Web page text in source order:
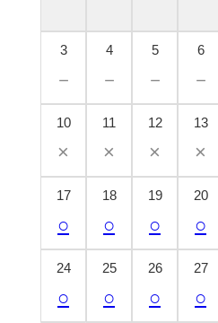
3
－
4
－
5
－
6
－
10
×
11
×
12
×
13
×
17
○
18
○
19
○
20
○
24
○
25
○
26
○
27
○